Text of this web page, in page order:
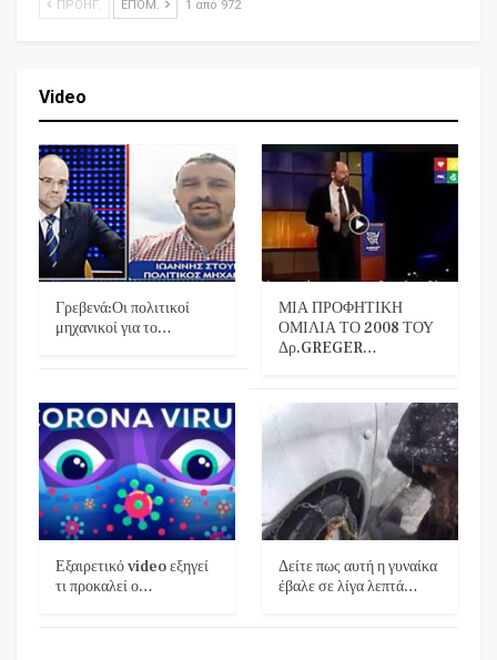
ΠΡΟΗΓ. ΕΠΌΜ. 1 από 972
Video
Γρεβενά:Οι πολιτικοί
μηχανικοί για το…
ΜΙΑ ΠΡΟΦΗΤΙΚΗ
ΟΜΙΛΙΑ ΤΟ 2008 ΤΟΥ
Δρ.GREGER…
Εξαιρετικό video εξηγεί
τι προκαλεί ο…
Δείτε πως αυτή η γυναίκα
έβαλε σε λίγα λεπτά…